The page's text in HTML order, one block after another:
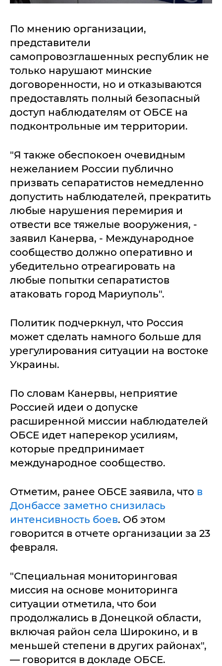
По мнению организации,
представители
самопровозглашенных республик не
только нарушают минские
договоренности, но и отказываются
предоставлять полный безопасный
доступ наблюдателям от ОБСЕ на
подконтрольные им территории.
"Я также обеспокоен очевидным
нежеланием России публично
призвать сепаратистов немедленно
допустить наблюдателей, прекратить
любые нарушения перемирия и
отвести все тяжелые вооружения, -
заявил Канерва, - Международное
сообщество должно оперативно и
убедительно отреагировать на
любые попытки сепаратистов
атаковать город Мариуполь".
Политик подчеркнул, что Россия
может сделать намного больше для
урегулирования ситуации на востоке
Украины.
По словам Канервы, неприятие
Россией идеи о допуске
расширенной миссии наблюдателей
ОБСЕ идет наперекор усилиям,
которые предпринимает
международное сообщество.
Отметим, ранее ОБСЕ заявила, что в
Донбассе заметно снизилась
интенсивность боев. Об этом
говорится в отчете организации за 23
февраля.
"Специальная мониторинговая
миссия на основе мониторинга
ситуации отметила, что бои
продолжались в Донецкой области,
включая район села Широкино, и в
меньшей степени в других районах",
— говорится в докладе ОБСЕ.